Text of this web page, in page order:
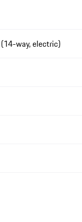
way, electric)